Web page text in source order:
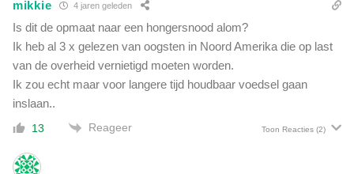
mikkie 4 jaren geleden
Is dit de opmaat naar een hongersnood alom?
Ik heb al 3 x gelezen van oogsten in Noord Amerika die op last
van de overheid vernietigd moeten worden.
Ik zou echt maar voor langere tijd houdbaar voedsel gaan
inslaan..
13 Reageer Toon Reacties (2)